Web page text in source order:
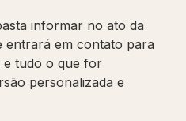
informar no ato da
entrará em contato para
e tudo o que for
personalizada e